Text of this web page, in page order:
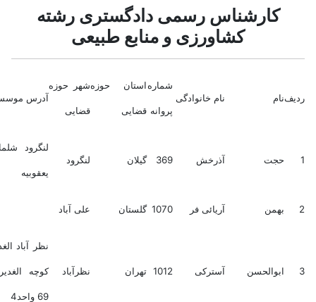
رسمی دادگستری رشته
کشاورزی و منابع طبیعی
نام خانوادگی
استان حوزه
قضایی
شهر حوزه
قضایی
آدرس موسسه
369 گیلان لنگرود
لنگرود شلمان روستا
1070 گلستان علی آباد
آسترکی 1012 تهران نظرآباد
نظر آباد الغدیر جنوبی
کوچه الغدیر 6 پلاک